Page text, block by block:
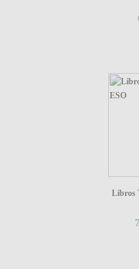
Libros